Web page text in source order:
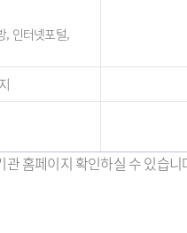
, 인터넷포털,
홈페이지 확인하실 수 있습니